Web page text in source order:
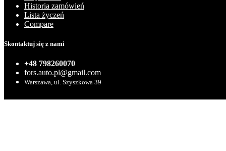
Historia zamówień
Lista życzeń
Compare
Skontaktuj się z nami
+48 798260070
fors.auto.pl@gmail.com
Warszawa, ul. Szyszkowa 39